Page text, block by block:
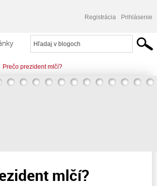
Registrácia Prihlásenie
články
Prečo prezident mlčí?
mlčí?